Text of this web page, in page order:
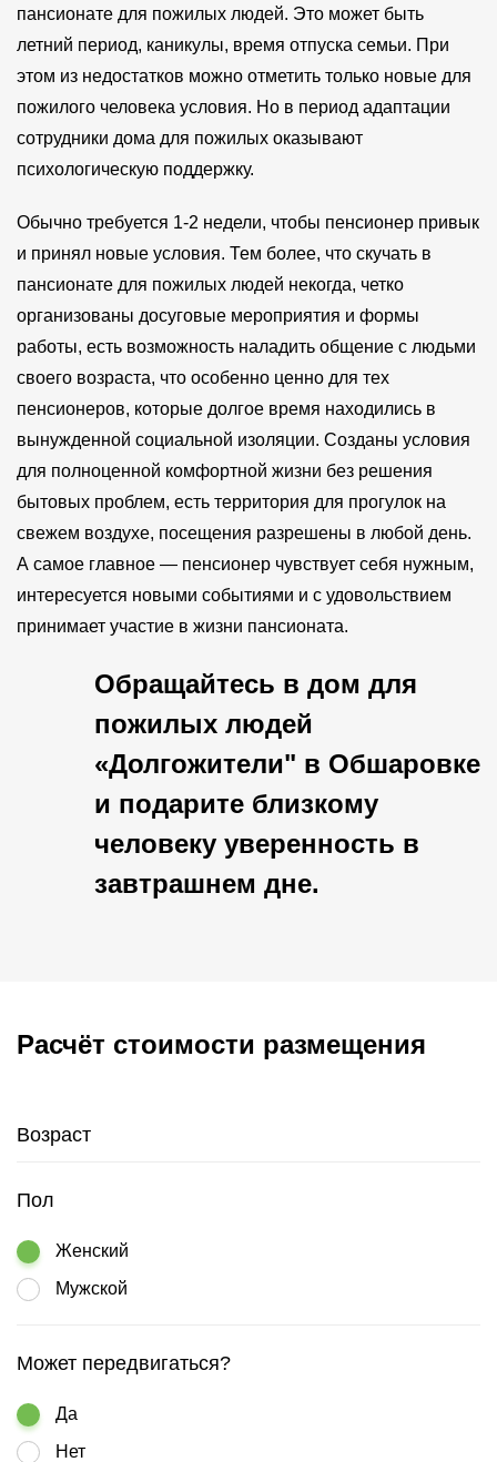
пансионате для пожилых людей. Это может быть
летний период, каникулы, время отпуска семьи. При
этом из недостатков можно отметить только новые для
пожилого человека условия. Но в период адаптации
сотрудники дома для пожилых оказывают
психологическую поддержку.
Обычно требуется 1-2 недели, чтобы пенсионер привык
и принял новые условия. Тем более, что скучать в
пансионате для пожилых людей некогда, четко
организованы досуговые мероприятия и формы
работы, есть возможность наладить общение с людьми
своего возраста, что особенно ценно для тех
пенсионеров, которые долгое время находились в
вынужденной социальной изоляции. Созданы условия
для полноценной комфортной жизни без решения
бытовых проблем, есть территория для прогулок на
свежем воздухе, посещения разрешены в любой день.
А самое главное — пенсионер чувствует себя нужным,
интересуется новыми событиями и с удовольствием
принимает участие в жизни пансионата.
Обращайтесь в дом для
пожилых людей
«Долгожители" в Обшаровке
и подарите близкому
человеку уверенность в
завтрашнем дне.
Расчёт стоимости размещения
Возраст
Пол
Женский
Мужской
Может передвигаться?
Да
Нет